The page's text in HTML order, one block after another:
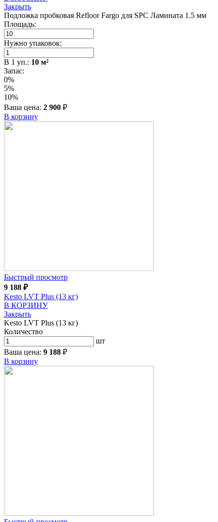
Закрыть
Подложка пробковая Refloor Fargo для SPC Ламината 1.5 мм
Площадь:
Нужно упаковок:
В 1 уп.: 10 м²
Запас:
0%
5%
10%
Ваша цена: 2 900 ₽
В корзину
Быстрый просмотр
9 188 ₽
Kesto LVT Plus (13 кг)
В КОРЗИНУ
Закрыть
Kesto LVT Plus (13 кг)
Количество
шт
Ваша цена: 9 188 ₽
В корзину